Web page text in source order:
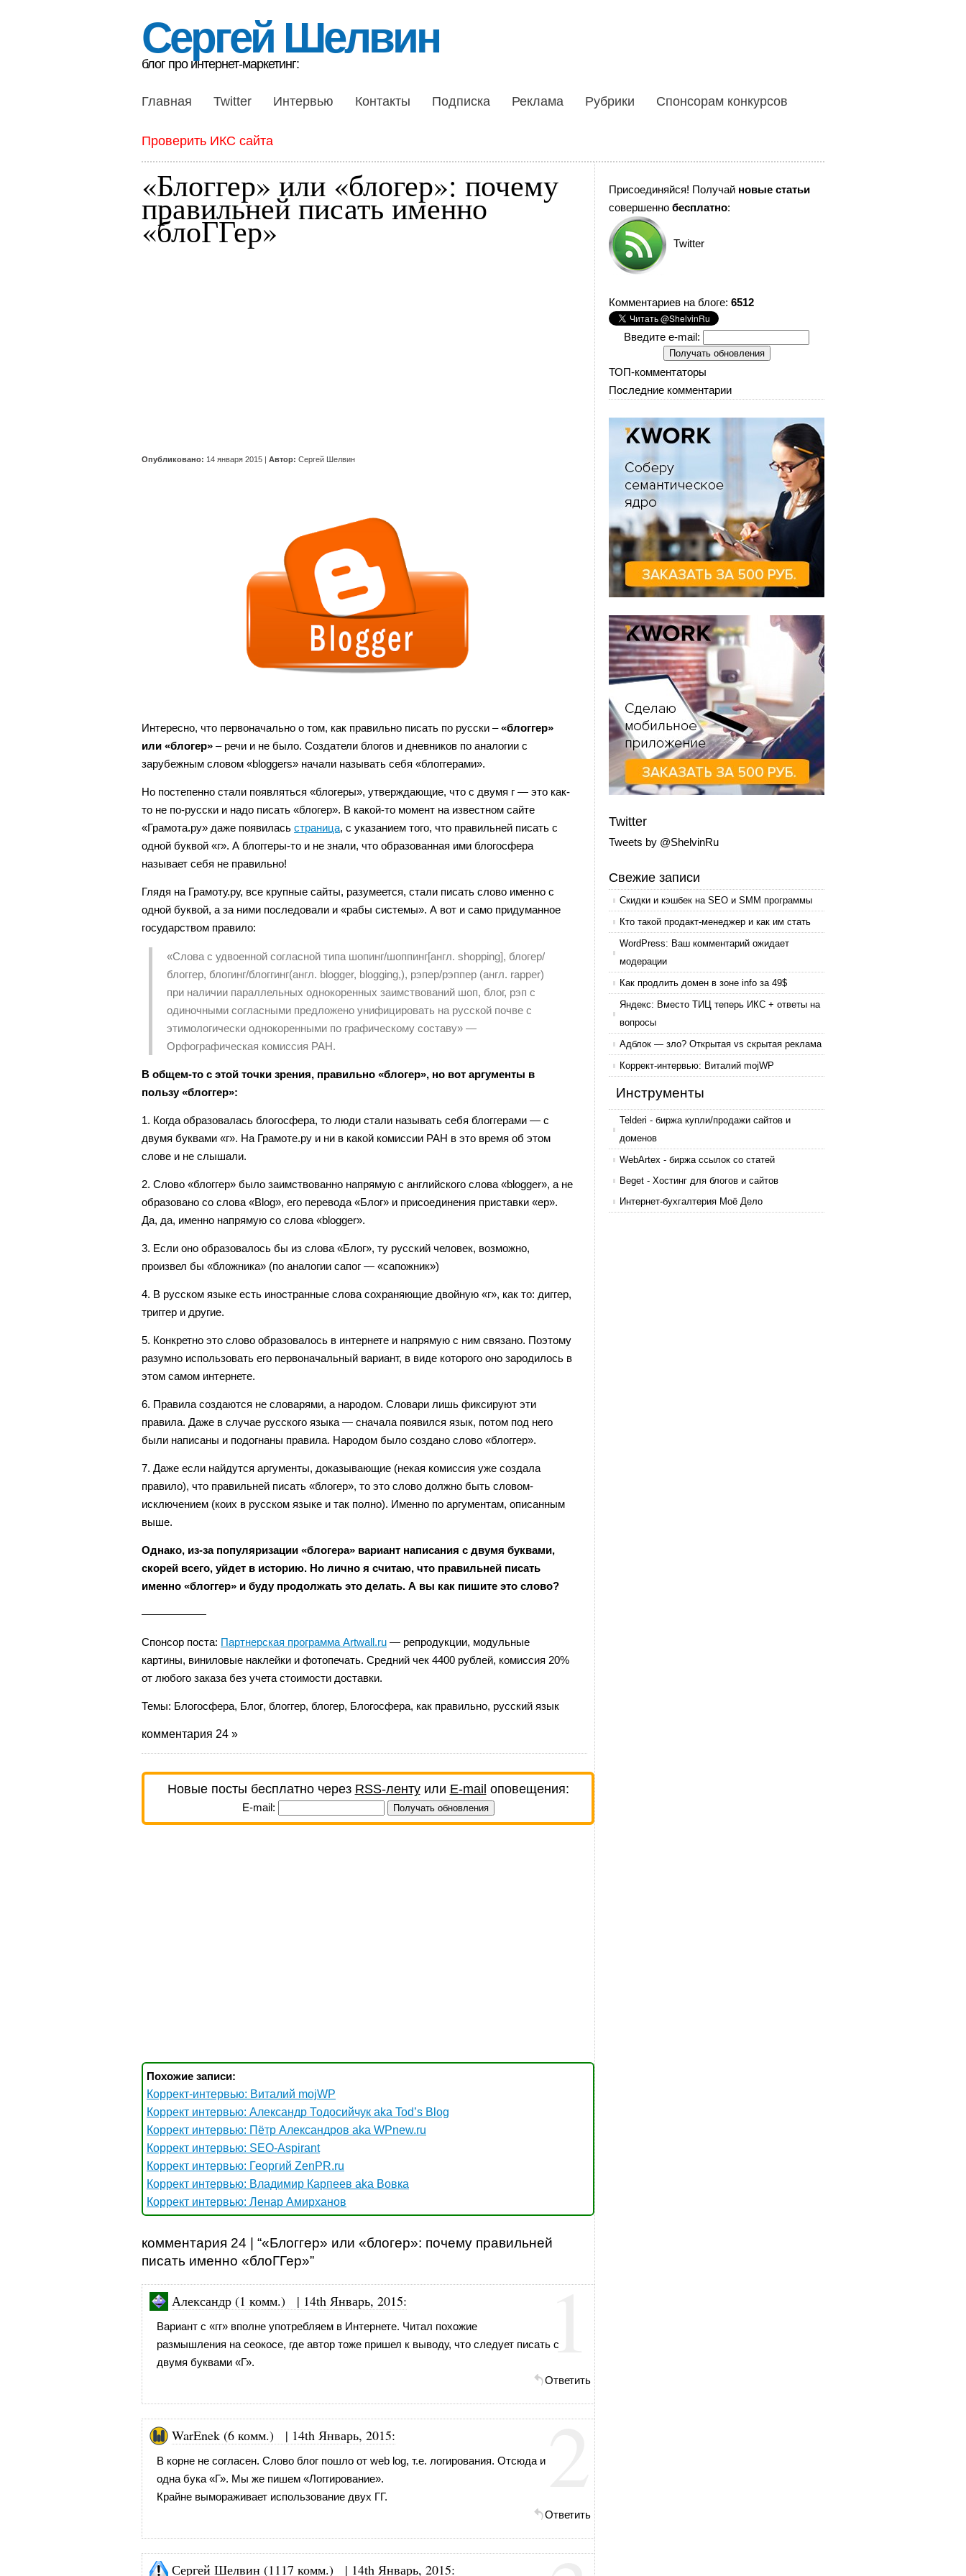
Сергей Шелвин
блог про интернет-маркетинг:
Главная Twitter Интервью Контакты Подписка Реклама Рубрики Спонсорам конкурсов
Проверить ИКС сайта
«Блоггер» или «блогер»: почему
правильней писать именно
«блоГГер»
Опубликовано: 14 января 2015 | Автор: Сергей Шелвин
Интересно, что первоначально о том, как правильно писать по русски –«блоггер»
или «блогер» – речи и не было. Создатели блогов и дневников по аналогии с
зарубежным словом «bloggers» начали называть себя «блоггерами».
Но постепенно стали появляться «блогеры», утверждающие, что с двумя г — это как-
то не по-русски и надо писать «блогер». В какой-то момент на известном сайте
«Грамота.ру» даже появилась страница, с указанием того, что правильней писать c
одной буквой «г». А блоггеры-то и не знали, что образованная ими блогосфера
называет себя не правильно!
Глядя на Грамоту.ру, все крупные сайты, разумеется, стали писать слово именно с
одной буквой, а за ними последовали и «рабы системы». А вот и само придуманное
государством правило:
«Слова с удвоенной согласной типа шопинг/шоппинг[англ. shopping], блогер/
блоггер, блогинг/блоггинг(англ. blogger, blogging,), рэпер/рэппер (англ. rapper)
при наличии параллельных однокоренных заимствований шоп, блог, рэп с
одиночными согласными предложено унифицировать на русской почве с
этимологически однокоренными по графическому составу» —
Орфографическая комиссия РАН.
В общем-то с этой точки зрения, правильно «блогер», но вот аргументы в
пользу «блоггер»:
1. Когда образовалась блогосфера, то люди стали называть себя блоггерами — с
двумя буквами «г». На Грамоте.ру и ни в какой комиссии РАН в это время об этом
слове и не слышали.
2. Слово «блоггер» было заимствованно напрямую с английского слова «blogger», а не
образовано со слова «Blog», его перевода «Блог» и присоединения приставки «ер».
Да, да, именно напрямую со слова «blogger».
3. Если оно образовалось бы из слова «Блог», ту русский человек, возможно,
произвел бы «бложника» (по аналогии сапог — «сапожник»)
4. В русском языке есть иностранные слова сохраняющие двойную «г», как то: диггер,
триггер и другие.
5. Конкретно это слово образовалось в интернете и напрямую с ним связано. Поэтому
разумно использовать его первоначальный вариант, в виде которого оно зародилось в
этом самом интернете.
6. Правила создаются не словарями, а народом. Словари лишь фиксируют эти
правила. Даже в случае русского языка — сначала появился язык, потом под него
были написаны и подогнаны правила. Народом было создано слово «блоггер».
7. Даже если найдутся аргументы, доказывающие (некая комиссия уже создала
правило), что правильней писать «блогер», то это слово должно быть словом-
исключением (коих в русском языке и так полно). Именно по аргументам, описанным
выше.
Однако, из-за популяризации «блогера» вариант написания с двумя буквами,
скорей всего, уйдет в историю. Но лично я считаю, что правильней писать
именно «блоггер» и буду продолжать это делать. А вы как пишите это слово?
——————
Спонсор поста: Партнерская программа Artwall.ru — репродукции, модульные
картины, виниловые наклейки и фотопечать. Средний чек 4400 рублей, комиссия 20%
от любого заказа без учета стоимости доставки.
Темы: Блогосфера, Блог, блоггер, блогер, Блогосфера, как правильно, русский язык
комментария 24 »
Новые посты бесплатно через RSS-лентуили E-mail оповещения:
E-mail:
Похожие записи:
Коррект-интервью: Виталий mojWP
Коррект интервью: Александр Тодосийчук aka Tod’s Blog
Коррект интервью: Пётр Александров aka WPnew.ru
Коррект интервью: SEO-Aspirant
Коррект интервью: Георгий ZenPR.ru
Коррект интервью: Владимир Карпеев aka Вовка
Коррект интервью: Ленар Амирханов
комментария 24 | “«Блоггер» или «блогер»: почему правильней
писать именно «блоГГер»”
1
Александр (1 комм.) | 14th Январь, 2015:
Вариант с «гг» вполне употребляем в Интернете. Читал похожие
размышления на сеокосе, где автор тоже пришел к выводу, что следует писать с
двумя буквами «Г».
Ответить
2
WarEnek (6 комм.) | 14th Январь, 2015:
В корне не согласен. Слово блог пошло от web log, т.е. логирования. Отсюда и
одна бука «Г». Мы же пишем «Логгирование».
Крайне вымораживает использование двух ГГ.
Ответить
Сергей Шелвин (1117 комм.) | 14th Январь, 2015:
Присоединяйся! Получай новые статьи
совершенно бесплатно:
Twitter
Комментариев на блоге: 6512
Введите e-mail:
ТОП-комментаторы
Последние комментарии
Twitter
Tweets by @ShelvinRu
Свежие записи
Скидки и кэшбек на SEO и SMM программы
Кто такой продакт-менеджер и как им стать
WordPress: Ваш комментарий ожидает
модерации
Как продлить домен в зоне info за 49$
Яндекс: Вместо ТИЦ теперь ИКС + ответы на
вопросы
Адблок — зло? Открытая vs скрытая реклама
Коррект-интервью: Виталий mojWP
Инструменты
Telderi - биржа купли/продажи сайтов и
доменов
WebArtex - биржа ссылок со статей
Beget - Хостинг для блогов и сайтов
Интернет-бухгалтерия Моё Дело